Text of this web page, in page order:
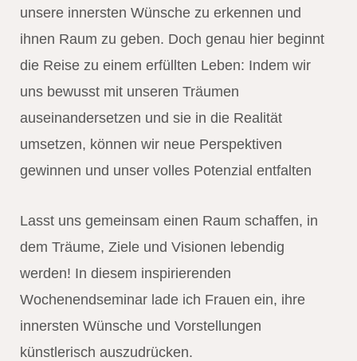
unsere innersten Wünsche zu erkennen und
ihnen Raum zu geben. Doch genau hier beginnt
die Reise zu einem erfüllten Leben: Indem wir
uns bewusst mit unseren Träumen
auseinandersetzen und sie in die Realität
umsetzen, können wir neue Perspektiven
gewinnen und unser volles Potenzial entfalten
Lasst uns gemeinsam einen Raum schaffen, in
dem Träume, Ziele und Visionen lebendig
werden! In diesem inspirierenden
Wochenendseminar lade ich Frauen ein, ihre
innersten Wünsche und Vorstellungen
künstlerisch auszudrücken.